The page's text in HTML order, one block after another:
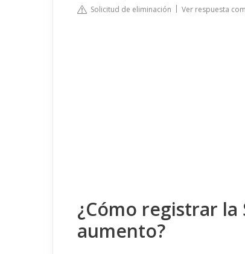
Solicitud de eliminación Ver respuesta
¿Cómo registrar la
aumento?